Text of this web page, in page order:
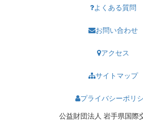
よくある質問
お問い合わせ
アクセス
サイトマップ
プライバシーポリ
公益財団法人 岩手県国際